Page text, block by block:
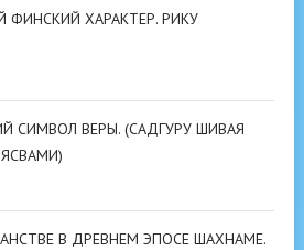
ФИНСКИЙ ХАРАКТЕР. РИКУ
СИМВОЛ ВЕРЫ. (САДГУРУ ШИВАЯ
В ДРЕВНЕМ ЭПОСЕ ШАХНАМЕ.